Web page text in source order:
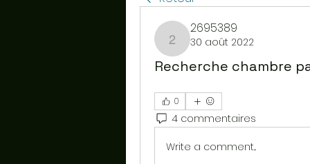
2695389
2695389
30 août 2022
Recherche chambre
0
4 commentaires
Write a comment...